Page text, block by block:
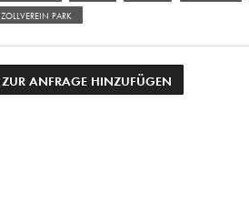
ZOLLVEREIN PARK
ZUR ANFRAGE HINZUFÜGEN